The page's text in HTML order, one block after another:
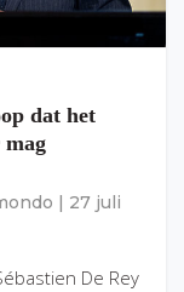
dat het
27 juli
De Rey